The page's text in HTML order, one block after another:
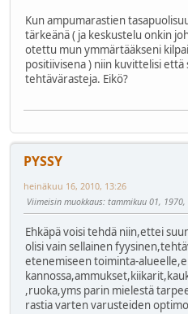
Kun ampumarastien
tärkeänä ( ja keskustelu onkin
otettu mun ymmärtääkseni
positiivisena ) niin kuvittelisi että
tehtävärasteja. Eikö?
PYSSY
heinäkuu 16, 2010, 13:26
Viimeisin muokkaus: tammikuu 01,
Ehkäpä voisi tehdä niin,ettei
olisi vain sellainen
etenemiseen toiminta-
,ruoka,yms parin mielestä
rastia varten varusteiden